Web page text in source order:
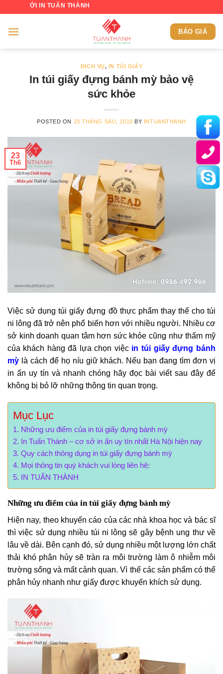
content
IN TUẤN THÀNH
BÁO GIÁ
DỊCH VỤ, IN TÚI GIẤY
In túi giấy đựng bánh mỳ bảo vệ
sức khỏe
POSTED ON 23 THÁNG SÁU, 2019 BY INTUANTHANH
23
Th6
Việc sử dụng túi giấy đựng đồ thực phẩm thay thế cho túi
ni lông đã trở nên phổ biến hơn với nhiều người. Nhiều cơ
sở kinh doanh quan tâm hơn sức khỏe cũng như thẩm mỹ
của khách hàng đã lựa chọn việc in túi giấy đựng bánh
mỳ là cách để họ níu giữ khách. Nếu bạn đang tìm đơn vị
in ấn uy tín và nhanh chóng hãy đọc bài viết sau đây để
không bị bỏ lỡ những thông tin quan trọng.
Mục Lục
Những ưu điểm của in túi giấy đựng bánh mỳ
In Tuấn Thành – cơ sở in ấn uy tín nhất Hà Nội hiện nay
Quy cách thông dụng in túi giấy đựng bánh mỳ
Mọi thông tin quý khách vui lòng liên hệ:
IN TUẤN THÀNH
Những ưu điểm của in túi giấy đựng bánh mỳ
Hiện nay, theo khuyến cáo của các nhà khoa học và bác sĩ
thì việc sử dụng nhiều túi ni lông sẽ gây bệnh ung thư về
lâu về dài. Bên cạnh đó, sử dụng nhiều một lượng lớn chất
thải khó phân hủy sẽ tràn ra môi trường làm ô nhiễm môi
trường sống và mất cảnh quan. Vì thế các sản phẩm có thể
phân hủy nhanh như giấy được khuyến khích sử dụng.